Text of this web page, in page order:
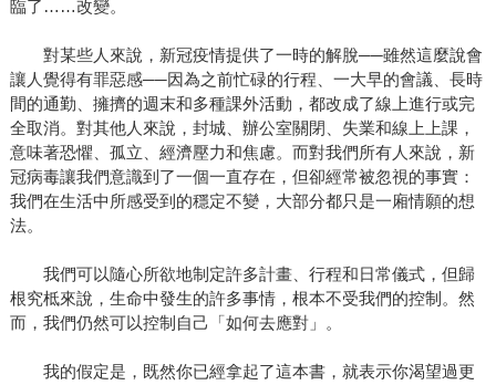
臨了……改變。
對某些人來說，新冠疫情提供了一時的解脫──雖然這麼說會
讓人覺得有罪惡感──因為之前忙碌的行程、一大早的會議、長時
間的通勤、擁擠的週末和多種課外活動，都改成了線上進行或完
全取消。對其他人來說，封城、辦公室關閉、失業和線上上課，
意味著恐懼、孤立、經濟壓力和焦慮。而對我們所有人來說，新
冠病毒讓我們意識到了一個一直存在，但卻經常被忽視的事實：
我們在生活中所感受到的穩定不變，大部分都只是一廂情願的想
法。
我們可以隨心所欲地制定許多計畫、行程和日常儀式，但歸
根究柢來說，生命中發生的許多事情，根本不受我們的控制。然
而，我們仍然可以控制自己「如何去應對」。
我的假定是，既然你已經拿起了這本書，就表示你渴望過更